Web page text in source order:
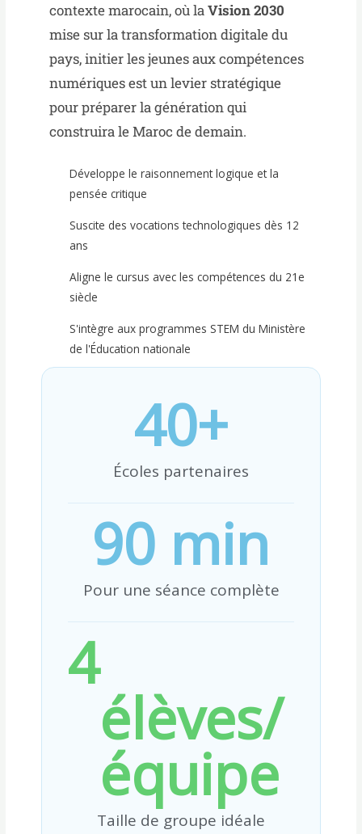
contexte marocain, où laVision 2030
mise sur la transformation digitale du
pays, initier les jeunes aux compétences
numériques est un levier stratégique
pour préparer la génération qui
construira le Maroc de demain.
Développe le raisonnement logique et la
pensée critique
Suscite des vocations technologiques dès 12
ans
Aligne le cursus avec les compétences du 21e
siècle
S'intègre aux programmes STEM du Ministère
de l'Éducation nationale
Écoles partenaires
40+
Pour une séance complète
90 min
Taille de groupe idéale
4
élèves/
équipe